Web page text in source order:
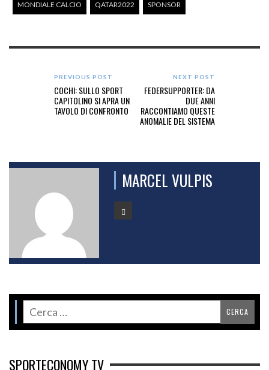
MONDIALE CALCIO QATAR2022 SPONSOR
PREVIOUS POST
COCHI: SULLO SPORT
CAPITOLINO SI APRA UN
TAVOLO DI CONFRONTO
NEXT POST
FEDERSUPPORTER: DA
DUE ANNI
RACCONTIAMO QUESTE
ANOMALIE DEL SISTEMA
MARCEL VULPIS
SPORTECONOMY TV